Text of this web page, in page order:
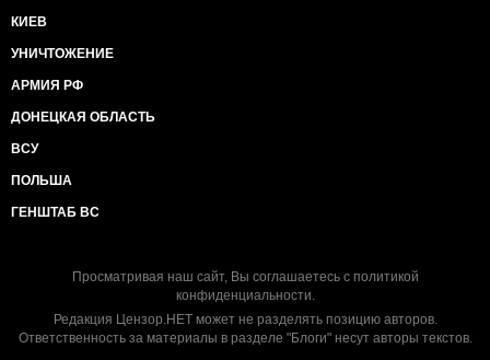
КИЕВ
УНИЧТОЖЕНИЕ
АРМИЯ РФ
ДОНЕЦКАЯ ОБЛАСТЬ
ВСУ
ПОЛЬША
ГЕНШТАБ ВС
Просматривая наш сайт, Вы соглашаетесь с политикой
конфиденциальности.
Редакция Цензор.НЕТ может не разделять позицию авторов.
Ответственность за материалы в разделе "Блоги" несут авторы текстов.